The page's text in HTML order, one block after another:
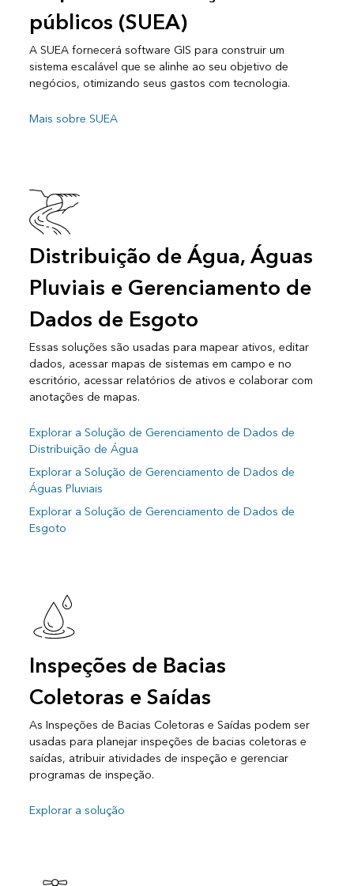
públicos (SUEA)
A SUEA fornecerá software GIS para construir um
sistema escalável que se alinhe ao seu objetivo de
negócios, otimizando seus gastos com tecnologia.
Mais sobre SUEA
Distribuição de Água, Águas
Pluviais e Gerenciamento de
Dados de Esgoto
Essas soluções são usadas para mapear ativos, editar
dados, acessar mapas de sistemas em campo e no
escritório, acessar relatórios de ativos e colaborar com
anotações de mapas.
Explorar a Solução de Gerenciamento de Dados de
Distribuição de Água
Explorar a Solução de Gerenciamento de Dados de
Águas Pluviais
Explorar a Solução de Gerenciamento de Dados de
Esgoto
Inspeções de Bacias
Coletoras e Saídas
As Inspeções de Bacias Coletoras e Saídas podem ser
usadas para planejar inspeções de bacias coletoras e
saídas, atribuir atividades de inspeção e gerenciar
programas de inspeção.
Explorar a solução